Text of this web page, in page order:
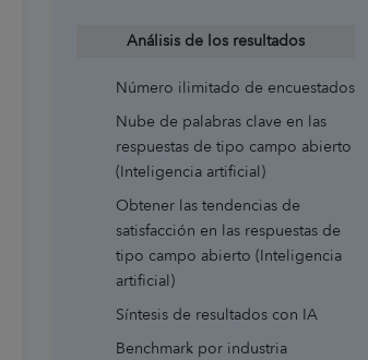
Análisis de los resultados
Número ilimitado de encuestados
Nube de palabras clave en las
respuestas de tipo campo abierto
(Inteligencia artificial)
Obtener las tendencias de
satisfacción en las respuestas de
tipo campo abierto (Inteligencia
artificial)
Síntesis de resultados con IA
Benchmark por industria